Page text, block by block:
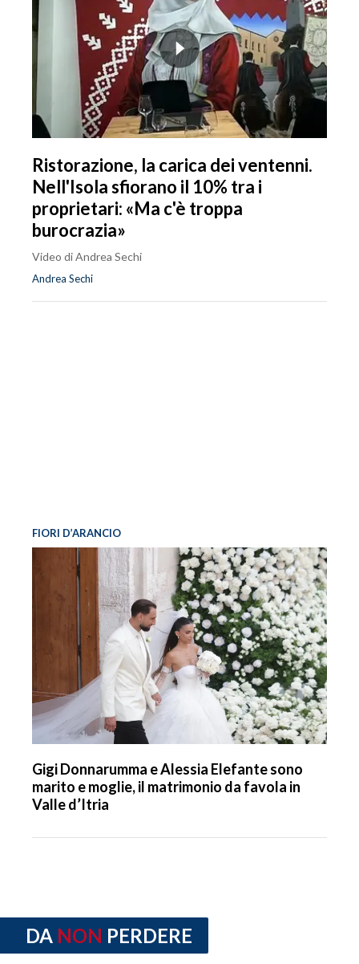
Ristorazione, la carica dei ventenni.
Nell'Isola sfiorano il 10% tra i
proprietari: «Ma c'è troppa
burocrazia»
Video di Andrea Sechi
Andrea Sechi
FIORI D’ARANCIO
Gigi Donnarumma e Alessia Elefante sono
marito e moglie, il matrimonio da favola in
Valle d’Itria
DA NON PERDERE